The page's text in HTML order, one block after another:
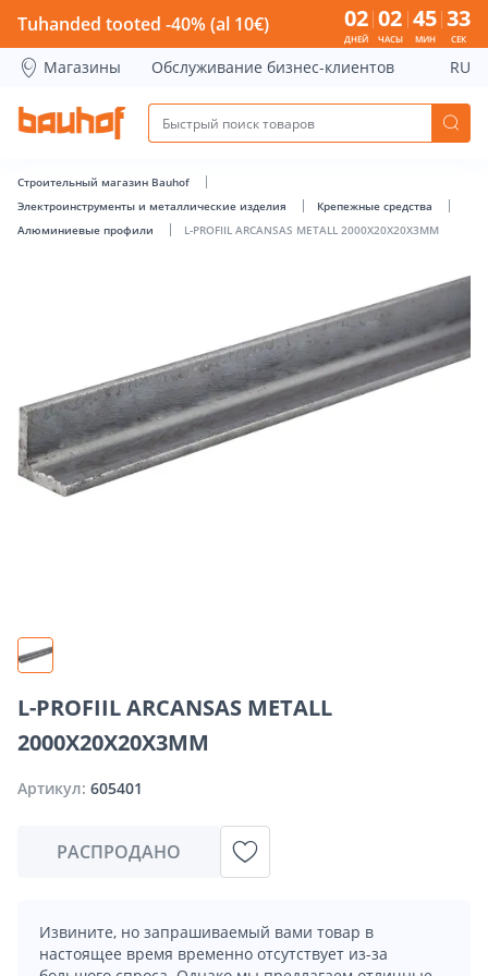
L-PROFIIL ARCANSAS METALL 2000X20X20X3MM - Bauhof
Tuhanded tooted -40% (al 10€) 02
ДНЕЙ
02
ЧАСЫ
45
МИН
32
СЕК
Магазины Обслуживание бизнес-клиентов RU
Строительный магазин Bauhof
Электроинструменты и металлические изделия
Крепежные средства
Алюминиевые профили
L-PROFIIL ARCANSAS METALL 2000X20X20X3MM
L-PROFIIL ARCANSAS METALL
2000X20X20X3MM
Артикул: 605401
РАСПРОДАНО
Извините, но запрашиваемый вами товар в
настоящее время временно отсутствует из-за